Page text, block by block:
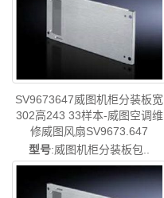
SV9673647威图机柜分装板宽
302高243 33样本-威图空调维
修威图风扇SV9673.647
型号:威图机柜分装板包..